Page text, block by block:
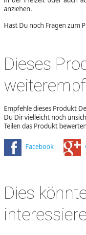
anziehen.
Hast Du noch Fragen zum
Dieses
Empfehle dieses Produkt
Du Dir vielleicht noch
Teilen das Produkt
Facebook
Dies